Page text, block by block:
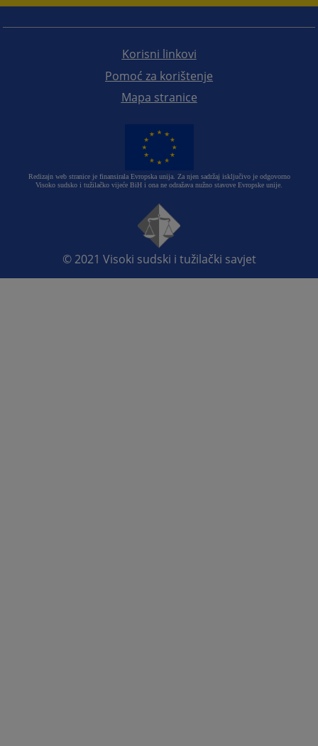
Korisni linkovi
Pomoć za korištenje
Mapa stranice
Redizajn web stranice je finansirala Evropska unija. Za njen sadržaj isključivo je odgovorno
Visoko sudsko i tužilačko vijeće BiH i ona ne odražava nužno stavove Evropske unije.
© 2021 Visoki sudski i tužilački savjet